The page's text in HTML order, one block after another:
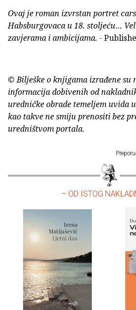
Ovaj je roman izvrstan portret
Habsburgovaca u 18. stoljeću…
zavjerama i ambicijama. -
© Bilješke o knjigama izrađene su
informacija dobivenih od
uredničke obrade temeljem uvida
kao takve ne smiju prenositi bez
uredništvom portala.
– OD ISTOG